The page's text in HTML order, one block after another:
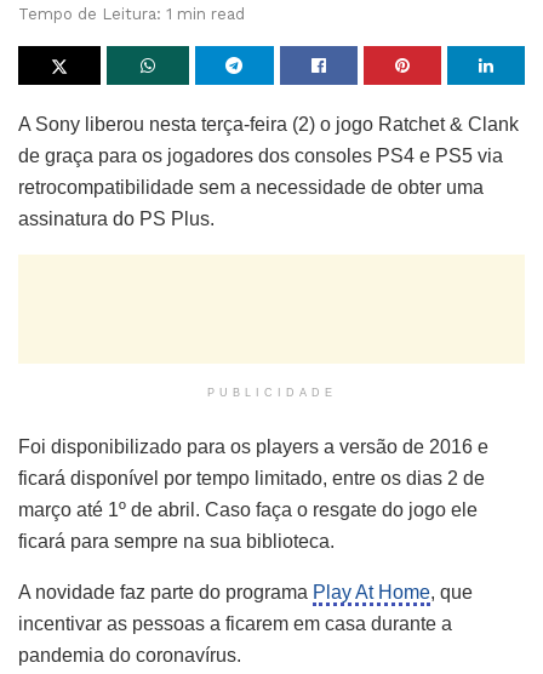
Tempo de Leitura: 1 min read
A Sony liberou nesta terça-feira (2) o jogo Ratchet & Clank
de graça para os jogadores dos consoles PS4 e PS5 via
retrocompatibilidade sem a necessidade de obter uma
assinatura do PS Plus.
PUBLICIDADE
Foi disponibilizado para os players a versão de 2016 e
ficará disponível por tempo limitado, entre os dias 2 de
março até 1º de abril. Caso faça o resgate do jogo ele
ficará para sempre na sua biblioteca.
A novidade faz parte do programa Play At Home, que
incentivar as pessoas a ficarem em casa durante a
pandemia do coronavírus.